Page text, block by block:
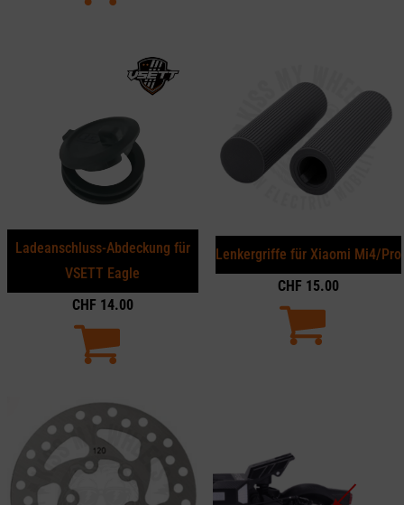
Ladeanschluss-Abdeckung für
VSETT Eagle
CHF 14.00
Lenkergriffe für Xiaomi Mi4/Pro
CHF 15.00